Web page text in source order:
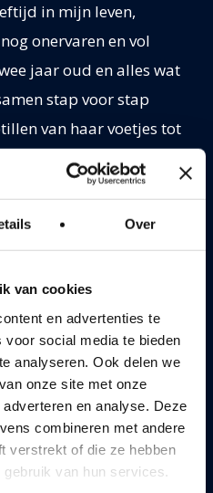
Over
van cookies
en advertenties te
social media te bieden
analyseren. Ook delen we
onze site met onze
en analyse. Deze
combineren met andere
verstrekt of die ze hebben
van hun services.
in mijn leven,
onervaren en vol
jaar oud en alles wat
stap voor stap
van haar voetjes tot
halster, Capri en ik
het begin samen
niet stressvol
In mijn herinnering
bokkende of
met Capri was het
zoveel tijd en aandacht
en het opbouwen van
als een natuurlijke